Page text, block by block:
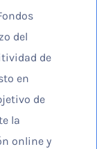
del
de
en
de
la
online y